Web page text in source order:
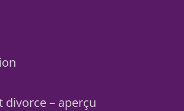
divorce – aperçu